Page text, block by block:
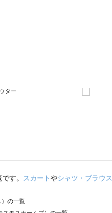
す。 スカートやシャツ・ブラウス
の一覧